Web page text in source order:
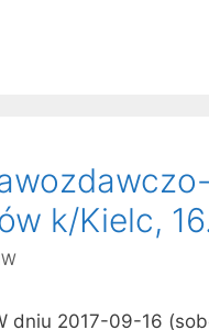
k/Kielc,
dniu 2017-09-16